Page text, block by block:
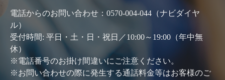
電話からのお問い合わせ：0570-004-044（ナビダイヤ
ル）
受付時間: 平日・土・日・祝日／10:00～19:00（年中無
休）
※電話番号のお掛け間違いにご注意ください。
※お問い合わせの際に発生する通話料金等はお客様のご